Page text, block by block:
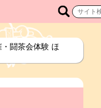
闘茶会体験 ほ